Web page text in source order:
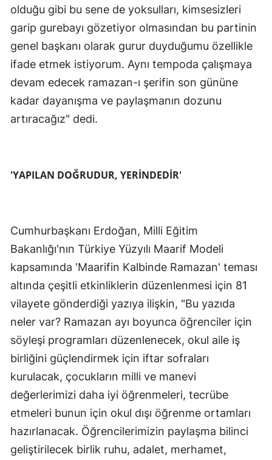
olduğu gibi bu sene de yoksulları, kimsesizleri
garip gurebayı gözetiyor olmasından bu partinin
genel başkanı olarak gurur duyduğumu özellikle
ifade etmek istiyorum. Aynı tempoda çalışmaya
devam edecek ramazan-ı şerifin son gününe
kadar dayanışma ve paylaşmanın dozunu
artıracağız" dedi.
'YAPILAN DOĞRUDUR, YERİNDEDİR'
Cumhurbaşkanı Erdoğan, Milli Eğitim
Bakanlığı'nın Türkiye Yüzyılı Maarif Modeli
kapsamında 'Maarifin Kalbinde Ramazan' teması
altında çeşitli etkinliklerin düzenlenmesi için 81
vilayete gönderdiği yazıya ilişkin, "Bu yazıda
neler var? Ramazan ayı boyunca öğrenciler için
söyleşi programları düzenlenecek, okul aile iş
birliğini güçlendirmek için iftar sofraları
kurulacak, çocukların milli ve manevi
değerlerimizi daha iyi öğrenmeleri, tecrübe
etmeleri bunun için okul dışı öğrenme ortamları
hazırlanacak. Öğrencilerimizin paylaşma bilinci
geliştirilecek birlik ruhu, adalet, merhamet,